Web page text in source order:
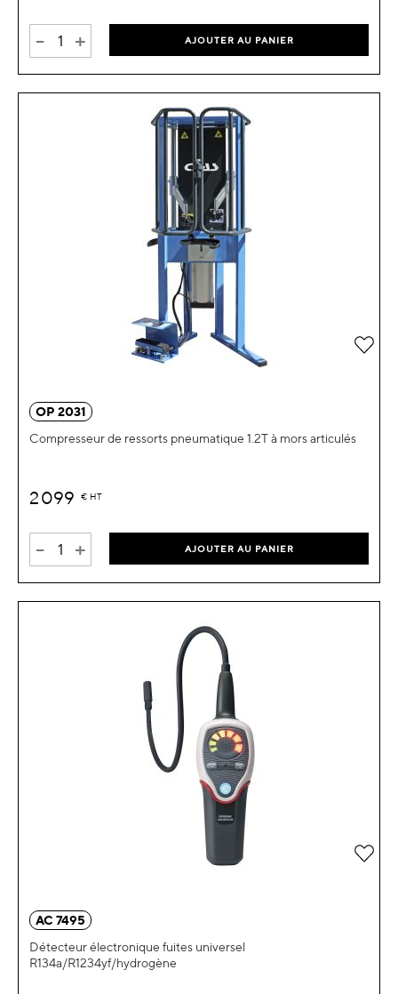
- + AJOUTER AU PANIER
OP 2031
Compresseur de ressorts pneumatique 1.2T à mors articulés
2 099 € HT
- + AJOUTER AU PANIER
AC 7495
Détecteur électronique fuites universel
R134a/R1234yf/hydrogène